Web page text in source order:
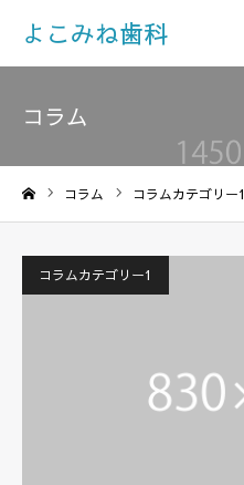
よこみね歯科
コラム
コラム コラムカテゴリー1
コラムカテゴリー1